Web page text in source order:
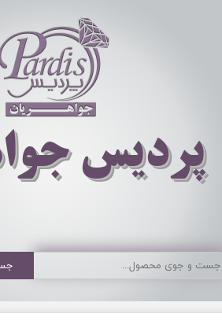
​​​​پردیس